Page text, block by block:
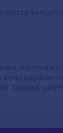
İngilizce
başlıkları
Düzenli